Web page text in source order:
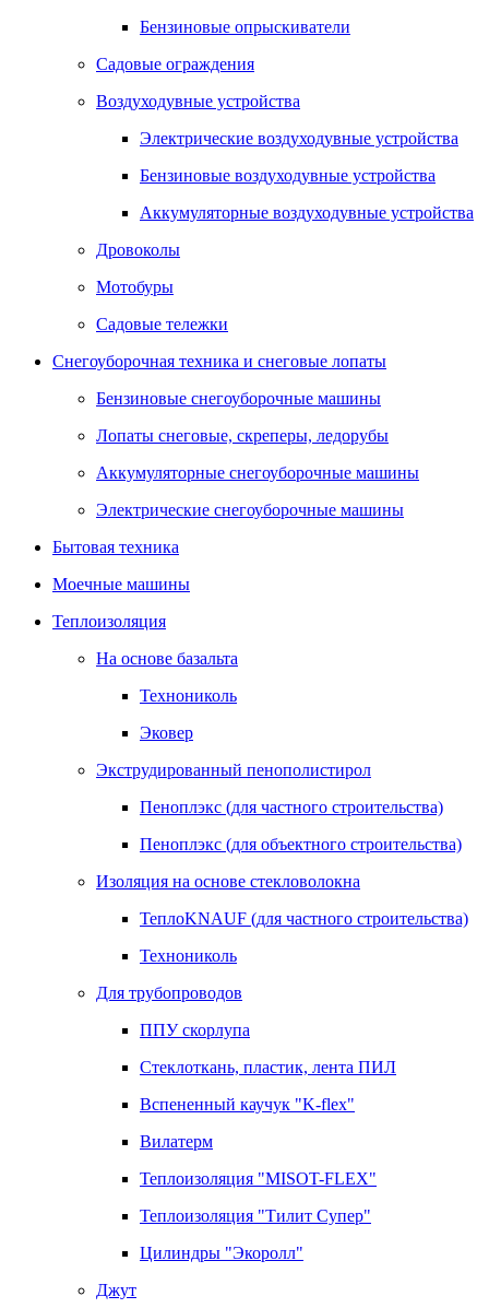
Бензиновые опрыскиватели
Садовые ограждения
Воздуходувные устройства
Электрические воздуходувные устройства
Бензиновые воздуходувные устройства
Аккумуляторные воздуходувные устройства
Дровоколы
Мотобуры
Садовые тележки
Снегоуборочная техника и снеговые лопаты
Бензиновые снегоуборочные машины
Лопаты снеговые, скреперы, ледорубы
Аккумуляторные снегоуборочные машины
Электрические снегоуборочные машины
Бытовая техника
Моечные машины
Теплоизоляция
На основе базальта
Технониколь
Эковер
Экструдированный пенополистирол
Пеноплэкс (для частного строительства)
Пеноплэкс (для объектного строительства)
Изоляция на основе стекловолокна
ТеплоKNAUF (для частного строительства)
Технониколь
Для трубопроводов
ППУ скорлупа
Стеклоткань, пластик, лента ПИЛ
Вспененный каучук "K-flex"
Вилатерм
Теплоизоляция "MISOT-FLEX"
Теплоизоляция "Тилит Супер"
Цилиндры "Экоролл"
Джут